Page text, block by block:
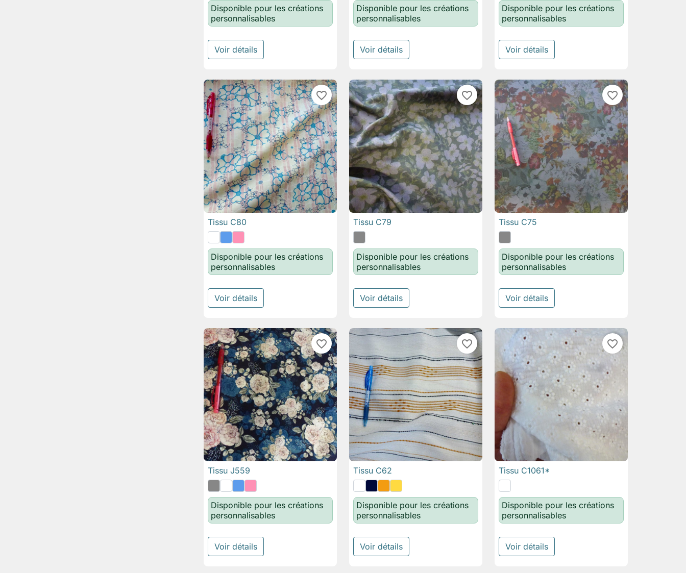
Disponible pour les créations
personnalisables
Voir détails
Disponible pour les créations
personnalisables
Voir détails
Disponible pour les créations
personnalisables
Voir détails
favorite_border

Tissu C80
Disponible pour les créations
personnalisables
Voir détails
favorite_border

Tissu C79
Disponible pour les créations
personnalisables
Voir détails
favorite_border

Tissu C75
Disponible pour les créations
personnalisables
Voir détails
favorite_border
 Aperçu rapide
Tissu J559
Disponible pour les créations
personnalisables
Voir détails
favorite_border

Tissu C62
Disponible pour les créations
personnalisables
Voir détails
favorite_border
 Aperçu rapide
Tissu C1061*
Disponible pour les créations
personnalisables
Voir détails